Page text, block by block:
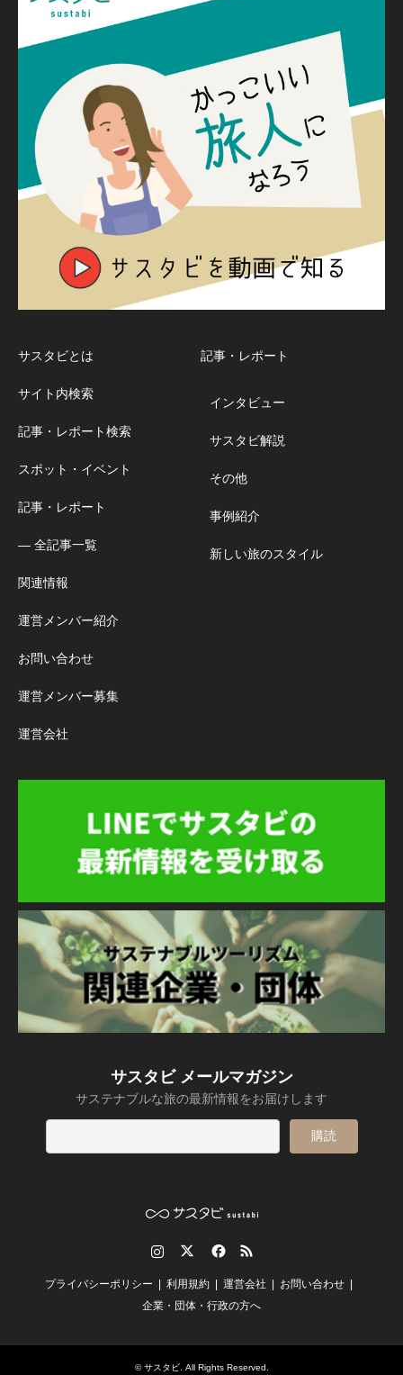
サスタビとは
サイト内検索
記事・レポート検索
スポット・イベント
記事・レポート
― 全記事一覧
関連情報
運営メンバー紹介
お問い合わせ
運営メンバー募集
運営会社
記事・レポート
インタビュー
サスタビ解説
その他
事例紹介
新しい旅のスタイル
サスタビ メールマガジン
サステナブルな旅の最新情報をお届けします
RSS
プライバシーポリシー 利用規約 運営会社
お問い合わせ
企業・団体・行政の方へ
©サスタビ. All Rights Reserved.